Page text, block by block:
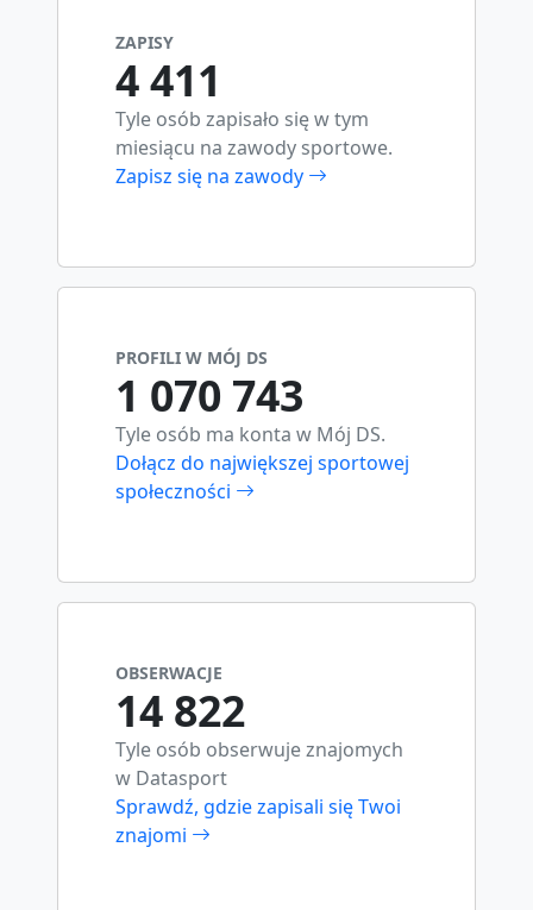
ZAPISY
4 411
Tyle osób zapisało się w tym
miesiącu na zawody sportowe.
Zapisz się na zawody
PROFILI W MÓJ DS
1 070 743
Tyle osób ma konta w Mój DS.
Dołącz do największej sportowej
społeczności
OBSERWACJE
14 822
Tyle osób obserwuje znajomych
w Datasport
Sprawdź, gdzie zapisali się Twoi
znajomi